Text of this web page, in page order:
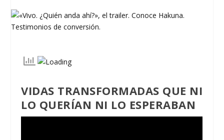
VIDAS TRANSFORMADAS QUE NI
LO QUERÍAN NI LO ESPERABAN